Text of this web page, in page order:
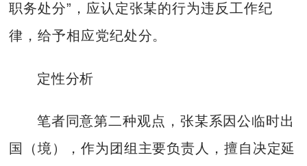
职务处分”，应认定张某的行为违反工作纪
律，给予相应党纪处分。
定性分析
笔者同意第二种观点，张某系因公临时出
国（境），作为团组主要负责人，擅自决定延